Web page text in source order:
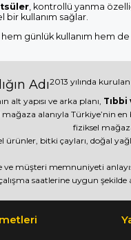
, kontrollü yanma
kullanım sağlar.
hem günlük kullanım hem
Adı2013 yılında kurulan
alt yapısı ve arka planı,
alanıyla Türkiye’nin
fiziksel
ürünler, bitki çayları, doğal
ve müşteri memnuniyeti
saatlerine uygun